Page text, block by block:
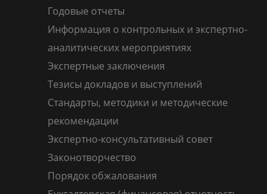
Годовые отчеты
Информация о контрольных и экспертно-
аналитических мероприятиях
Экспертные заключения
Тезисы докладов и выступлений
Стандарты, методики и методические
рекомендации
Экспертно-консультативный совет
Законотворчество
Порядок обжалования